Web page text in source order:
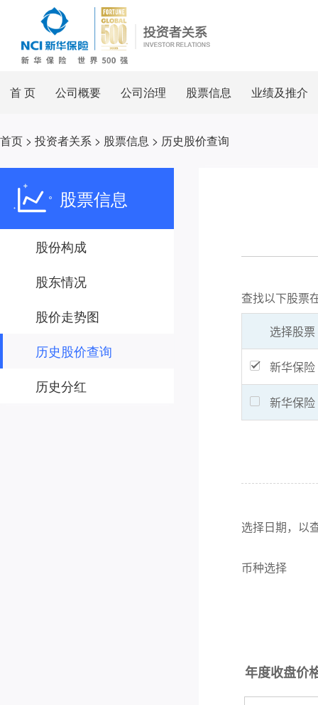
首 页 公司概要 公司治理 股票信息 业绩及推介
首页 > 投资者关系 > 股票信息 > 历史股价查询
股票信息
股份构成
股东情况
股价走势图
历史股价查询
历史分红